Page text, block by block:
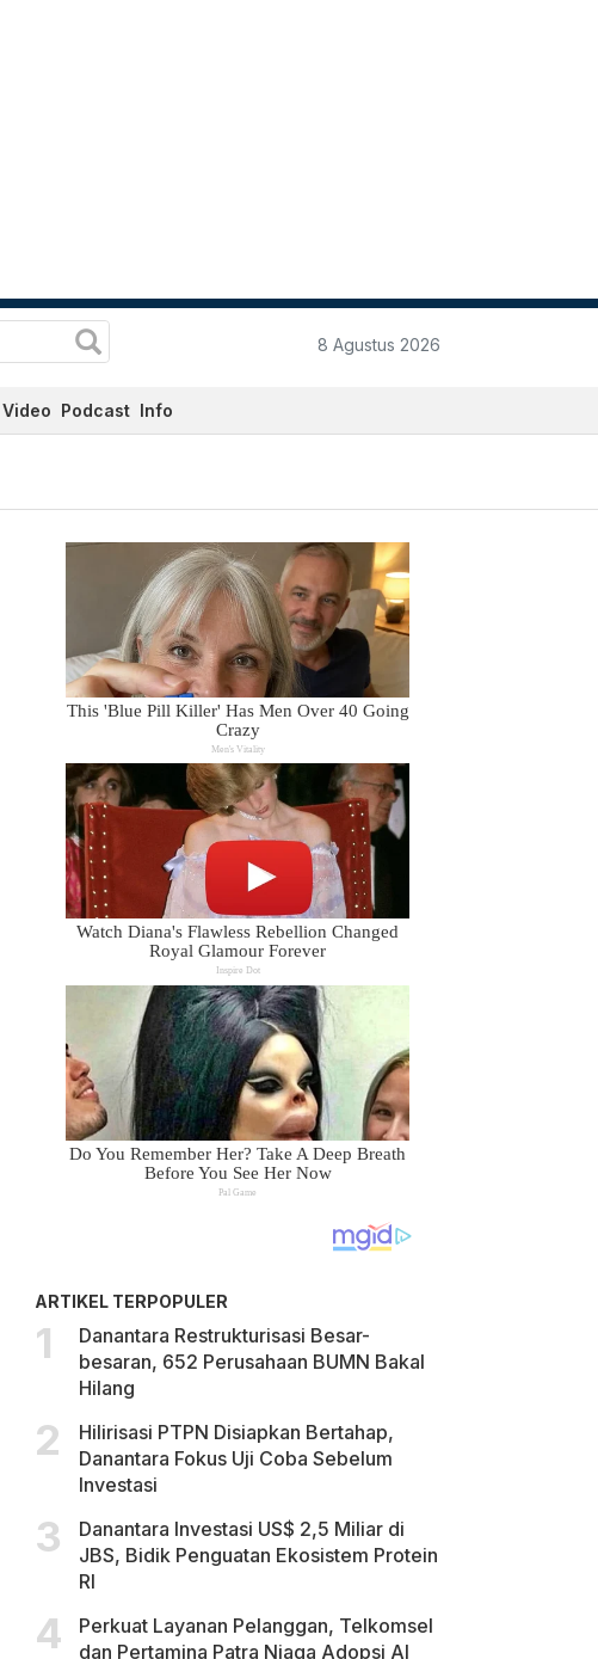
8 Agustus 2026
Video Podcast Info
ARTIKEL TERPOPULER
Danantara Restrukturisasi Besar-
besaran, 652 Perusahaan BUMN Bakal
Hilang
Hilirisasi PTPN Disiapkan Bertahap,
Danantara Fokus Uji Coba Sebelum
Investasi
Danantara Investasi US$ 2,5 Miliar di
JBS, Bidik Penguatan Ekosistem Protein
RI
Perkuat Layanan Pelanggan, Telkomsel
dan Pertamina Patra Niaga Adopsi AI